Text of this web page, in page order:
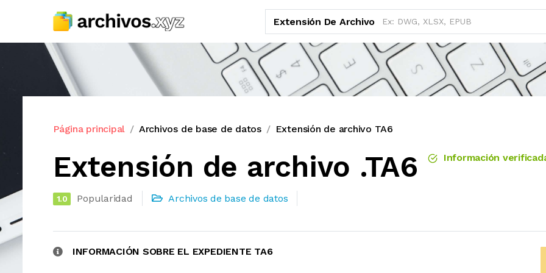
Extensión De Archivo
Página principal Archivos de base de datos Extensión de archivo TA6
Extensión de archivo .TA6 Información
1.0 Popularidad Archivos de base de datos
INFORMACIÓN SOBRE EL EXPEDIENTE TA6